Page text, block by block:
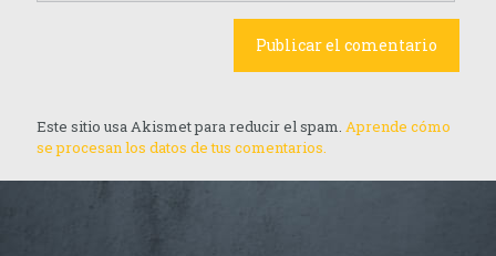
Este sitio usa Akismet para reducir el spam. Aprende cómo
se procesan los datos de tus comentarios.